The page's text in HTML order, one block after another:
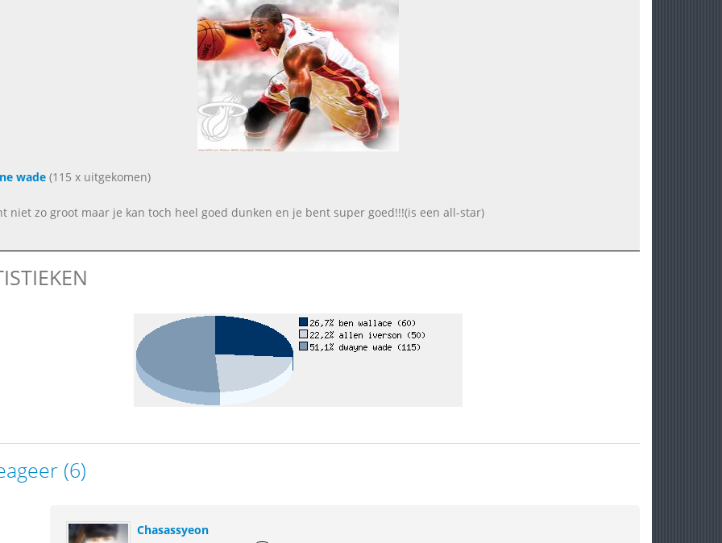
wade(115 x uitgekomen)
niet zo groot maar je kan toch heel goed dunken en je bent super goed!!!(is een all-star)
(6)
Chasassyeon